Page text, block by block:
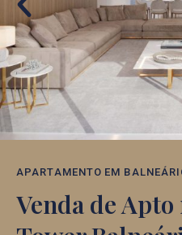
APARTAMENTO EM
Venda de